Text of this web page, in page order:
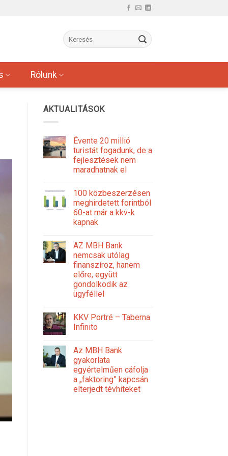
Rólunk
AKTUALITÁSOK
Évente 20 millió
turistát fogadunk, de a
fejlesztések nem
maradhatnak el
100 közbeszerzésen
meghirdetett forintból
60-at már a kkv-k
kapnak
AZ MBH Bank
nemcsak utólag
finanszíroz, hanem
előre, együtt
gondolkodik az
ügyféllel
KKV Portré – Taberna
Infinito
Az MBH Bank
gyakorlata
egyértelműen cáfolja
a „faktoring” kapcsán
elterjedt tévhiteket